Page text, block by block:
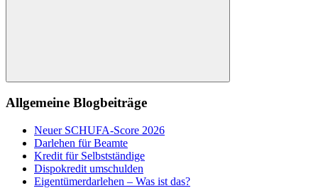
Suchen
Allgemeine Blogbeiträge
Neuer SCHUFA-Score 2026
Darlehen für Beamte
Kredit für Selbstständige
Dispokredit umschulden
Eigentümerdarlehen – Was ist das?